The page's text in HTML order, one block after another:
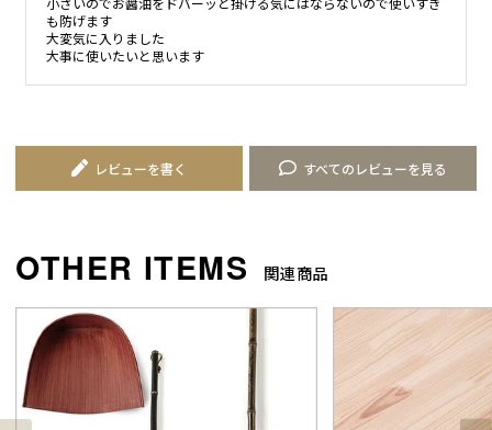
も防げます
大変気に入りました
大事に使いたいと思います
すべてのレビューを見る
レビューを書く
関連商品